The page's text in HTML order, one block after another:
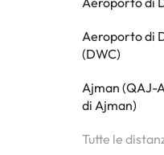
Aeroporto di
(DWC)
Ajman (QAJ-
di Ajman)
Tutte le